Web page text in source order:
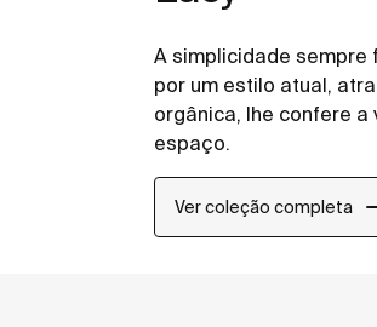
A simplicidade sempre
por um estilo atual,
orgânica, lhe confere
espaço.
Ver coleção completa